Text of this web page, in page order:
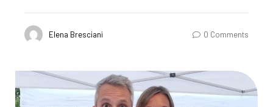
Elena Bresciani 0 Comments